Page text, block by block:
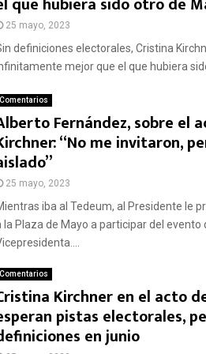
25 mayo, 2023
definiciones electorales, Cristina
mejor que el que hubiera
Comentarios
Fernández, sobre el
“No me invitaron,
25 mayo, 2023
iba al Tedeum, al Presidente le
la Plaza de Mayo a participar del evento
Comentarios
Kirchner en el acto
pistas electorales,
en junio